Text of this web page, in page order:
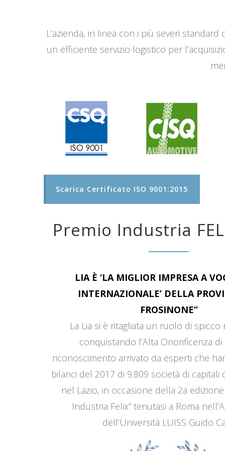
L’azienda, in linea con i più severi
un efficiente servizio logistico per
Scarica Certificato ISO 9001:2015
Premio Industria
LIA È ‘LA MIGLIOR IMPRESA A
INTERNAZIONALE’ DELLA
FROSINONE”
La Lia si è ritagliata un ruolo di
conquistando l’Alta Onorificenza di
riconoscimento arrivato da esperti che
bilanci del 2017 di 9.809 società di capitali
nel Lazio, in occasione della 2a
Industria Felix” tenutasi a Roma
dell’Università LUISS Guido